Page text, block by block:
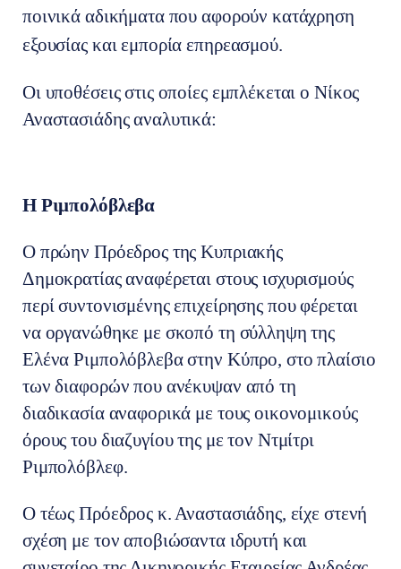
ποινικά αδικήματα που αφορούν κατάχρηση
εξουσίας και εμπορία επηρεασμού.
Οι υποθέσεις στις οποίες εμπλέκεται ο Νίκος
Αναστασιάδης αναλυτικά:
Η Ριμπολόβλεβα
Ο πρώην Πρόεδρος της Κυπριακής
Δημοκρατίας αναφέρεται στους ισχυρισμούς
περί συντονισμένης επιχείρησης που φέρεται
να οργανώθηκε με σκοπό τη σύλληψη της
Ελένα Ριμπολόβλεβα στην Κύπρο, στο πλαίσιο
των διαφορών που ανέκυψαν από τη
διαδικασία αναφορικά με τους οικονομικούς
όρους του διαζυγίου της με τον Ντμίτρι
Ριμπολόβλεφ.
Ο τέως Πρόεδρος κ. Αναστασιάδης, είχε στενή
σχέση με τον αποβιώσαντα ιδρυτή και